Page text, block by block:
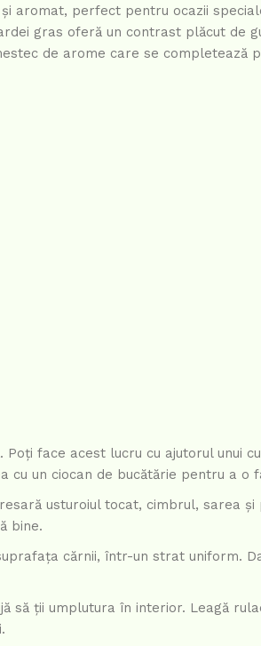
aromat, perfect pentru ocazii
gras oferă un contrast plăcut de
de arome care se completează
face acest lucru cu ajutorul unui
un ciocan de bucătărie pentru a o
usturoiul tocat, cimbrul, sarea
bine.
cărnii, într-un strat uniform.
să ții umplutura în interior. Leagă